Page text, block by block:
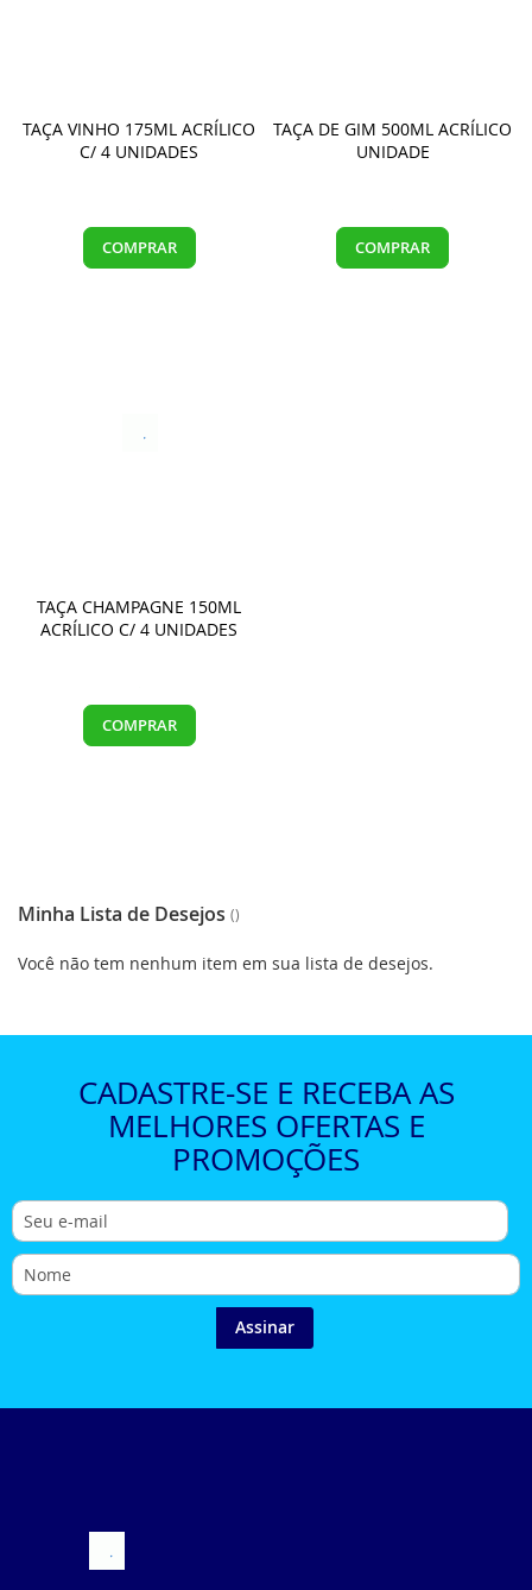
TAÇA VINHO 175ML ACRÍLICO
C/ 4 UNIDADES
COMPRAR
TAÇA DE GIM 500ML ACRÍLICO
UNIDADE
COMPRAR
TAÇA CHAMPAGNE 150ML
ACRÍLICO C/ 4 UNIDADES
COMPRAR
Minha Lista de Desejos
Você não tem nenhum item em sua lista de desejos.
CADASTRE-SE E RECEBA AS
MELHORES OFERTAS E
PROMOÇÕES
Assinar